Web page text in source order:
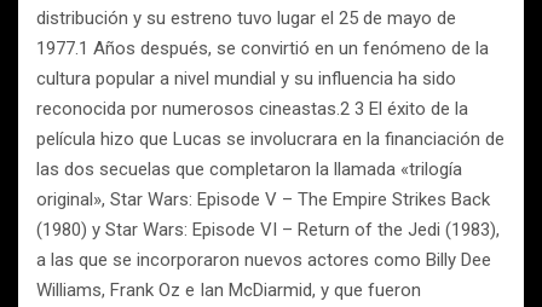
distribución y su estreno tuvo lugar el 25 de mayo de
1977.1 Años después, se convirtió en un fenómeno de la
cultura popular a nivel mundial y su influencia ha sido
reconocida por numerosos cineastas.2 3 El éxito de la
película hizo que Lucas se involucrara en la financiación de
las dos secuelas que completaron la llamada «trilogía
original», Star Wars: Episode V – The Empire Strikes Back
(1980) y Star Wars: Episode VI – Return of the Jedi (1983),
a las que se incorporaron nuevos actores como Billy Dee
Williams, Frank Oz e Ian McDiarmid, y que fueron